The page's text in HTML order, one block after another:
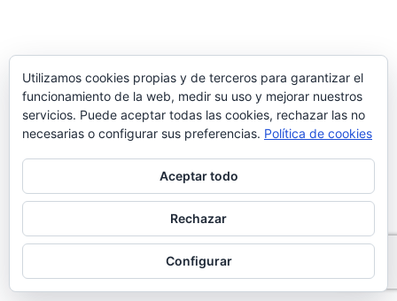
Utilizamos cookies propias y de terceros para garantizar el
funcionamiento de la web, medir su uso y mejorar nuestros
servicios. Puede aceptar todas las cookies, rechazar las no
necesarias o configurar sus preferencias. Política de cookies
Aceptar todo
Rechazar
Configurar